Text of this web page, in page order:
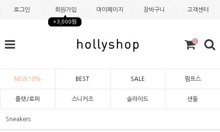
로그인 회원가입
+3,000원
마이페이지 장바구니 고객센터
0
NEW10% BEST SALE 펌프스
플랫/로퍼 스니커즈 슬라이드 샌들
Sneakers